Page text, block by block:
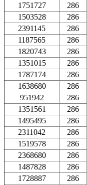
1751727
286
1503528
286
2391145
286
1187565
286
1820743
286
1351015
286
1787174
286
1638680
286
951942
286
1351561
286
1495495
286
2311042
286
1519578
286
2368680
286
1487828
286
1728887
286